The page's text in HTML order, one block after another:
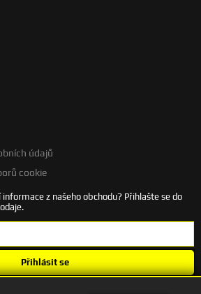
údajů
cookie
z našeho obchodu? Přihlašte se do
Přihlásit se